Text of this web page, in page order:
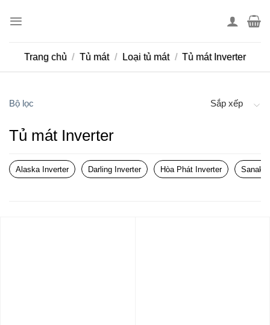
Trang chủ / Tủ mát / Loại tủ mát / Tủ mát Inverter
Bộ lọc Sắp xếp
Tủ mát Inverter
Alaska Inverter Darling Inverter Hòa Phát Inverter Sanaky